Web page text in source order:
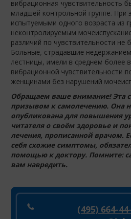
вибрационная чувствительность
младшей контрольной группе. При
испытуемыми одного возраста из
неконтролируемым
различий по чувствительности не
Больные, страдавшие
лестницы, имели в среднем более
вибрационной чувствительности
женщинами без нарушений
Обращаем ваше внимание! Эта
призывом к самолечению. Она
опубликована для повышения
читателя о своём здоровье и
лечения, прописанной врачом.
себя схожие симптомы,
помощью к доктору. Помните:
вам навредить.
(495) 664-